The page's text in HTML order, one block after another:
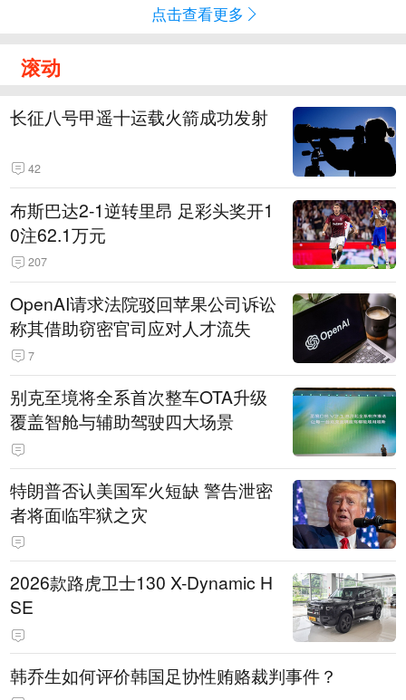
点击查看更多
滚动
长征八号甲遥十运载火箭成功发射
42
布斯巴达2-1逆转里昂 足彩头奖开1
0注62.1万元
207
OpenAI请求法院驳回苹果公司诉讼
称其借助窃密官司应对人才流失
7
别克至境将全系首次整车OTA升级
覆盖智舱与辅助驾驶四大场景
特朗普否认美国军火短缺 警告泄密
者将面临牢狱之灾
2026款路虎卫士130 X-Dynamic H
SE
韩乔生如何评价韩国足协性贿赂裁判事件？